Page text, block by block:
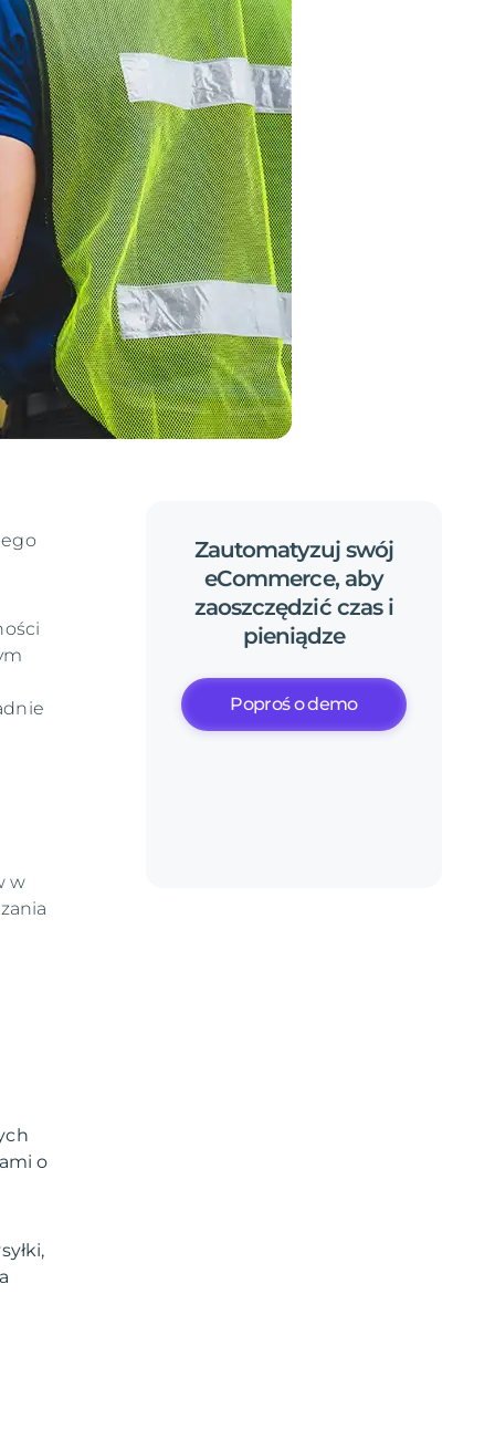
w
o
Zautomatyzuj swój
eCommerce, aby
zaoszczędzić czas i
pieniądze
Poproś o demo